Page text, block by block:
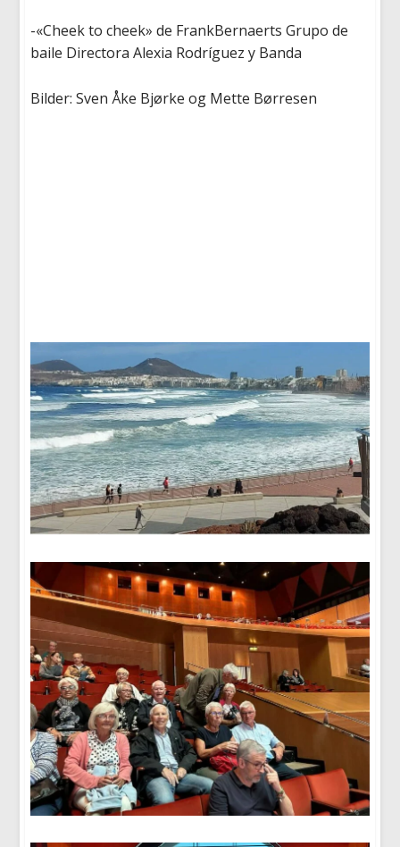
-«Cheek to cheek» de FrankBernaerts Grupo de
baile Directora Alexia Rodríguez y Banda
Bilder:Sven Åke Bjørke og Mette Børresen